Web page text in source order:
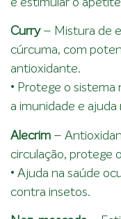
e estimular o
Curry– Mistura de
cúrcuma, com
antioxidante.
• Protege o
a imunidade e
Alecrim –
circulação, protege
• Ajuda na saúde
contra insetos.